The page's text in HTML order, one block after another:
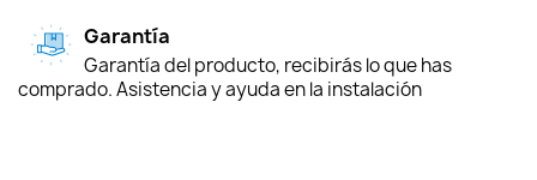
Garantía
Garantía del producto, recibirás lo que has
comprado. Asistencia y ayuda en la instalación